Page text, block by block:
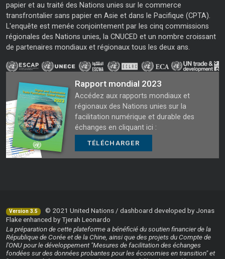
papier et au traité des Nations unies sur le commerce
transfrontalier sans papier en Asie et dans le Pacifique (CPTA).
L'enquête est menée conjointement par les cinq commissions
régionales des Nations unies, la CNUCED et un nombre croissant
de partenaires mondiaux et régionaux tous les deux ans.
Rapport mondial 2023
Accédez aux rapports mondiaux et
régionaux des Nations unies sur la
facilitation numérique et durable des
échanges en cliquant ici :
TÉLÉCHARGER
Version 3.5
© 2021 United Nations / dashboard developed by Jonas
Flake enhanced by Tjerah Leonardo
La préparation de cette plateforme a bénéficié du soutien financier de la
République de Corée et de la Chine, ainsi que des projets du Compte de
l'ONU pour le développement "Mesures de facilitation des échanges
fondées sur des données probantes pour les économies en transition" et